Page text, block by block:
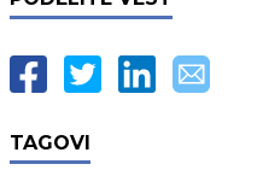
TAGOVI